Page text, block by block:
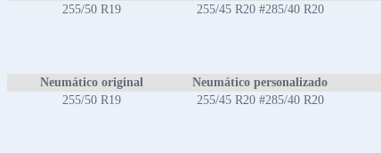
255/50 R19
255/45 R20 #285/40 R20
Neumático original Neumático personalizado
255/50 R19
255/45 R20 #285/40 R20